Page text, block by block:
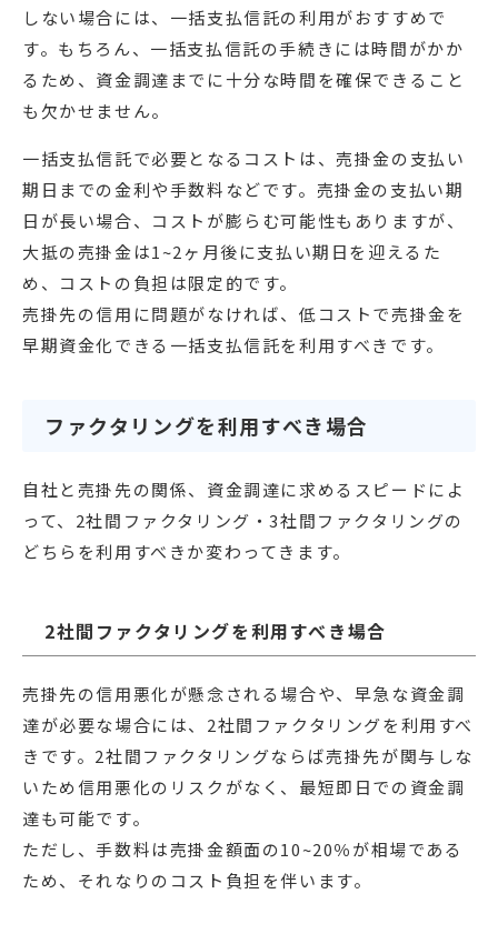
しない場合には、一括支払信託の利用がおすすめで
す。もちろん、一括支払信託の手続きには時間がかか
るため、資金調達までに十分な時間を確保できること
も欠かせません。
一括支払信託で必要となるコストは、売掛金の支払い
期日までの金利や手数料などです。売掛金の支払い期
日が長い場合、コストが膨らむ可能性もありますが、
大抵の売掛金は1~2ヶ月後に支払い期日を迎えるた
め、コストの負担は限定的です。
売掛先の信用に問題がなければ、低コストで売掛金を
早期資金化できる一括支払信託を利用すべきです。
ファクタリングを利用すべき場合
自社と売掛先の関係、資金調達に求めるスピードによ
って、2社間ファクタリング・3社間ファクタリングの
どちらを利用すべきか変わってきます。
2社間ファクタリングを利用すべき場合
売掛先の信用悪化が懸念される場合や、早急な資金調
達が必要な場合には、2社間ファクタリングを利用すべ
きです。2社間ファクタリングならば売掛先が関与しな
いため信用悪化のリスクがなく、最短即日での資金調
達も可能です。
ただし、手数料は売掛金額面の10~20％が相場である
ため、それなりのコスト負担を伴います。